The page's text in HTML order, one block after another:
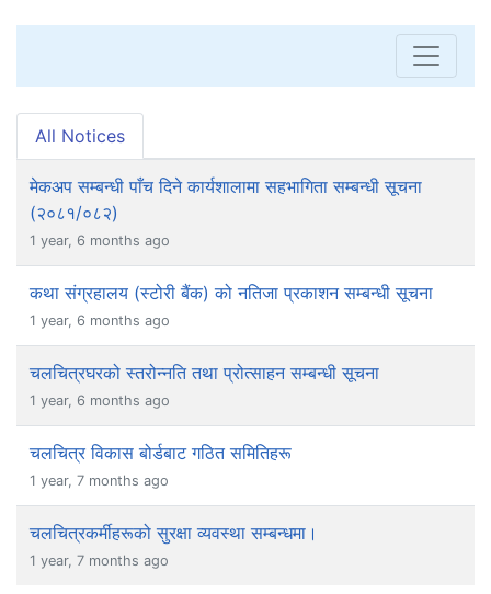
All Notices
मेकअप सम्बन्धी पाँच दिने कार्यशालामा सहभागिता सम्बन्धी सूचना
(२०८१/०८२)
1 year, 6 months ago
कथा संग्रहालय (स्टोरी बैंक) को नतिजा प्रकाशन सम्बन्धी सूचना
1 year, 6 months ago
चलचित्रघरको स्तरोन्नति तथा प्रोत्साहन सम्बन्धी सूचना
1 year, 6 months ago
चलचित्र विकास बोर्डबाट गठित समितिहरू
1 year, 7 months ago
चलचित्रकर्मीहरूको सुरक्षा व्यवस्था सम्बन्धमा।
1 year, 7 months ago